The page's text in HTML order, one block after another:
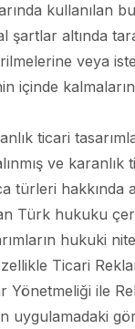
kullanılan
şartlar altında
veya
içinde
ticari
ve karanlık
türleri hakkında
Türk hukuku
hukuki
Ticari
Yönetmeliği ile
uygulamadaki